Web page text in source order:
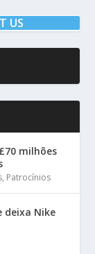
US
milhões
, Patrocínios
deixa Nike